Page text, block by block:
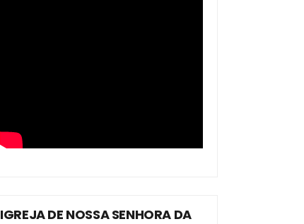
IGREJA DE NOSSA SENHORA DA